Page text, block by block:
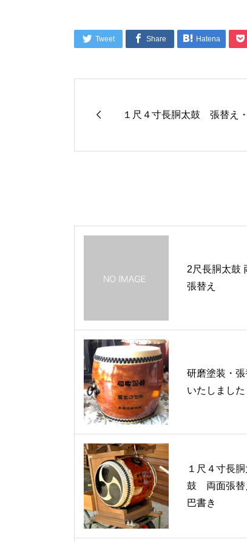
 Tweet  Share  Hatena 
 １尺４寸長胴太鼓 張替え
2尺長胴太鼓
張替え
研磨塗装・張
いたしました
１尺４寸長胴
鼓 両面張
巴書き